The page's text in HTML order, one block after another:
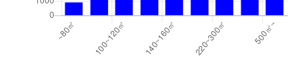
柚木町
2,500万円 軍畑
徒歩9分
1,300万円